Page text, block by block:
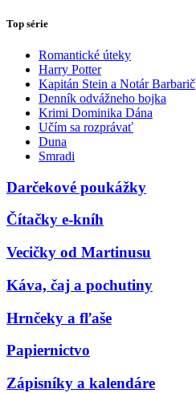
Top série
Romantické úteky
Harry Potter
Kapitán Stein a Notár Barbarič
Denník odvážneho bojka
Krimi Dominika Dána
Učím sa rozprávať
Duna
Smradi
Darčekové poukážky
Čítačky e-kníh
Vecičky od Martinusu
Káva, čaj a pochutiny
Hrnčeky a fľaše
Papiernictvo
Zápisníky a kalendáre